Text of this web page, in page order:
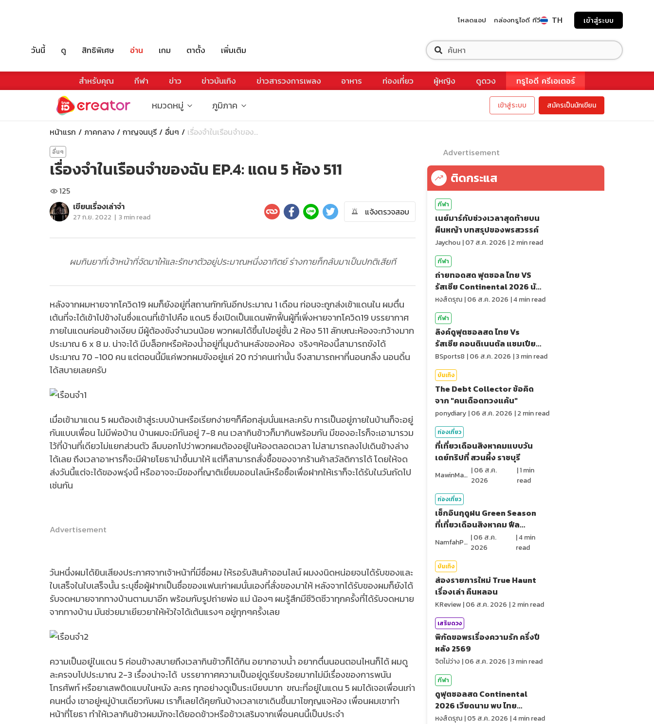
โหลดแอป กล่องทรูไอดี ทีวี TH เข้าสู่ระบบ
วันนี้ ดู สิทธิพิเศษ อ่าน เกม ตาตั้ง เพิ่มเติม
สำหรับคุณ กีฬา ข่าว ข่าวบันเทิง ข่าวสารวงการเพลง อาหาร ท่องเที่ยว ผู้หญิง ดูดวง ทรูไอดี ครีเอเตอร์
หมวดหมู่ ภูมิภาค เข้าสู่ระบบ สมัครเป็นนักเขียน
หน้าแรก ภาคกลาง กาญจนบุรี อื่นๆ เรื่องจำในเรือนจำของ...
อื่นๆ
เรื่องจำในเรือนจำของฉัน EP.4: แดน 5 ห้อง 511
125
เขียนเรื่องเล่าจำ
27 ก.ย. 2022 | 3 min read แจ้งตรวจสอบ
ผมกินยาที่เจ้าหน้าที่จัดมาให้และรักษาตัวอยู่ประมาณหนึ่งอาทิตย์ ร่างกายก็กลับมาเป็นปกติเสียที
หลังจากผมหายจากโควิด19 ผมก็ยังอยู่ที่สถานกักกันอีกประมาณ 1 เดือน ก่อนจะถูกส่งเข้าแดนใน ผมตื่น
เต้นที่จะได้เข้าไปข้างในซึ่งแดนที่เข้าไปคือ แดน5 ซึ่งเปิดเป็นแดนพักฟื้นผู้ที่เพิ่งหายจากโควิด19 บรรยากาศ
ภายในแดนค่อนข้างเงียบ มีผู้ต้องขังจำนวนน้อย พวกผมได้ขึ้นไปอยู่ชั้น 2 ห้อง 511 ลักษณะห้องจะกว้างมาก
ประมาณ 6 x 8 ม. น่าจะได้ มีบล็อกหรือห้องน้ำอยู่ที่มุมด้านหลังของห้อง จริงๆห้องนี้สามารถขังได้
ประมาณ 70 -100 คน แต่ตอนนี้มีแค่พวกผมขังอยู่แค่ 20 กว่าคนเท่านั้น จึงสามารถหาที่นอนกลิ้ง นอนดิ้น
ได้สบายเลยครับ
เมื่อเข้ามาแดน 5 ผมต้องเข้าสู่ระบบบ้านหรือเรียกง่ายๆก็คือกลุ่มนั่นแหละครับ การเป็นอยู่ภายในบ้านก็จะอยู่
กันแบบเพื่อน ไม่มีพ่อบ้าน บ้านผมจะมีกันอยู่ 7-8 คน เวลากินข้าวก็มากินพร้อมกัน มีของอะไรก็จะเอามารวม
ไว้ที่บ้านที่เดียวไม่แยกส่วนตัว ลืมบอกไปว่าพวกผมต้องอยู่ในห้องตลอดเวลา ไม่สามารถลงไปเดินข้างล่าง
ได้เลย ถึงเวลาอาหารก็จะมีฝ่ายโยธานำขึ้นมาให้ แต่ก็สามารถสั่งซื้อของจากร้านค้าสวัสดิการได้ โดยให้จด
ส่งวันนี้แต่จะได้ของพรุ่งนี้ หรืออาจจะมีของที่ญาติเยี่ยมออนไลน์หรือซื้อเพื่อฝากให้เราก็จะได้รับในวันถัดไป
เช่นกัน
Advertisement
วันหนึ่งผมได้ยินเสียงประกาศจากเจ้าหน้าที่มีชื่อผม ให้รอรับสินค้าออนไลน์ ผมงงนิดหน่อยจนได้รับของและ
ใบเสร็จในใบเสร็จนั้น ระบุชื่อผู้ฝากเป็นชื่อของแฟนเก่าผมนั่นเองที่สั่งของมาให้ หลังจากได้รับของผมก็ยังได้
รับจดหมายจากทางบ้านตามมาอีก พร้อมกับรูปถ่ายพ่อ แม่ น้องๆ ผมรู้สึกมีชีวิตชีวาทุกครั้งที่ได้รับจดหมาย
จากทางบ้าน มันช่วยมาเยียวยาให้หัวใจได้เต้นแรงๆ อยู่ทุกๆครั้งเลย
ความเป็นอยู่ในแดน 5 ค่อนข้างสบายถึงเวลากินข้าวก็ได้กิน อยากอาบน้ำ อยากตื่นนอนตอนไหนก็ได้ ผมดู
ละครจบไปประมาณ 2-3 เรื่องน่าจะได้ บรรยากาศความเป็นอยู่ดูเรียบร้อยมากไม่มีเรื่องของการพนัน
โทรศัพท์ หรือยาเสพติดแบบในหนัง ละคร ทุกอย่างดูเป็นระเบียบมาก ขณะที่อยู่ในแดน 5 ผมได้เจอเพื่อนเก่า
คนหนึ่ง เขาอยู่หมู่บ้านเดียวกับผม เราก็เลยได้คุยกันบ้างเวลาเขาเดินขึ้นมาไขกุญแจห้อง เพื่อนผมเขาทำ
หน้าที่โยธา ทำให้เวลากินข้าวผมมักจะได้ยอดข้าวหรือข้าวเสริมจากเพื่อนคนนี้เป็นประจำ
Advertisement
ติดกระแส
กีฬา
เนย์มาร์กับช่วงเวลาสุดท้ายบน
ผืนหญ้า บทสรุปของพรสวรรค์
Jaychou |07 ส.ค. 2026 |2 min read
กีฬา
ถ่ายทอดสด ฟุตซอล ไทย VS
รัสเซีย Continental 2026 นัด
สุดท้าย
หงส์ดรุณ |06 ส.ค. 2026 |4min read
กีฬา
ลิงค์ดูฟุตซอลสด ไทย Vs
รัสเซีย คอนติเนนตัล แชมเปียน
ชิพ 2026
BSports8 |06 ส.ค. 2026 |3min read
บันเทิง
The Debt Collector ข้อคิด
จาก "คนเดือดทวงแค้น"
ponydiary |06 ส.ค. 2026 |2 min read
ท่องเที่ยว
ที่เที่ยวเดือนสิงหาคมแบบวัน
เดย์ทริปที่ สวนผึ้ง ราชบุรี
MawinMatravel |06 ส.ค.
2026
|1min
read
ท่องเที่ยว
เช็กอินฤดูฝน Green Season
ที่เที่ยวเดือนสิงหาคม ฟีล
NamfahPhupha |06 ส.ค.
2026
|4min
read
บันเทิง
ส่องรายการใหม่ True Haunt
เรื่องเล่า คืนหลอน
KReview |06 ส.ค. 2026 |2 min read
เสริมดวง
พิกัดขอพรเรื่องความรัก ครึ่งปี
หลัง 2569
จิตไม่ว่าง |06 ส.ค. 2026 |3min read
กีฬา
ดูฟุตซอลสด Continental
2026 เวียดนาม พบ ไทย
ถ่ายทอดสดกีฬา
หงส์ดรุณ |05 ส.ค. 2026 |4min read